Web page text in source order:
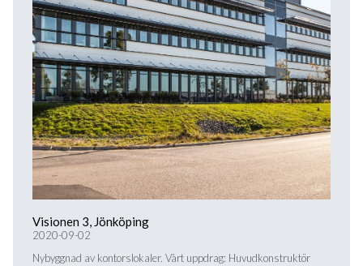
Visionen 3, Jönköping
2020-09-02
Nybyggnad av kontorslokaler. Vårt uppdrag: Huvudkonstruktör